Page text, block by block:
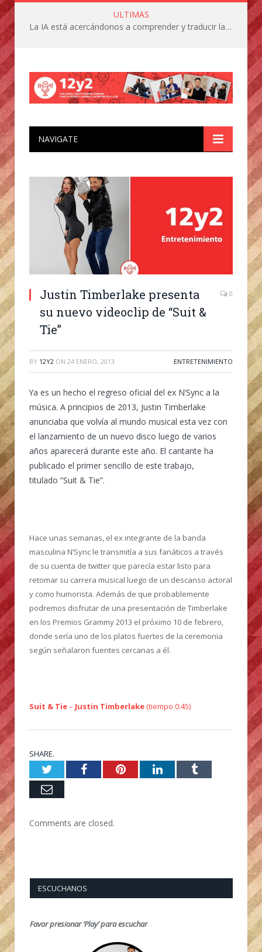
ULTIMAS
La IA está acercándonos a comprender y traducir las vocalizaciones y comportamientos de nuestras mascotas
NAVIGATE
Justin Timberlake presenta
su nuevo videoclip de “Suit &
Tie”
0
BY 12Y2 ON 24 ENERO, 2013 ENTRETENIMIENTO
Ya es un hecho el regreso oficial del ex N’Sync a la
música. A principios de 2013, Justin Timberlake
anunciaba que volvía al mundo musical esta vez con
el lanzamiento de un nuevo disco luego de varios
años aparecerá durante este año. El cantante ha
publicado el primer sencillo de este trabajo,
titulado “Suit & Tie”.
Hace unas semanas, el ex integrante de la banda
masculina N’Sync le transmitía a sus fanáticos a través
de su cuenta de twitter que parecía estar listo para
retomar su carrera musical luego de un descanso actoral
y como humorista. Además de que probablemente
podremos disfrutar de una presentación de Timberlake
en los Premios Grammy 2013 el próximo 10 de febrero,
donde sería uno de los platos fuertes de la ceremonia
según señalaron fuentes cercanas a él.
Suit & Tie– Justin Timberlake (tiempo 0:45)
SHARE.
TwitterFacebookPinterestLinkedInTumblr
Email
Comments are closed.
ESCUCHANOS
Favor presionar ‘Play’ para escuchar